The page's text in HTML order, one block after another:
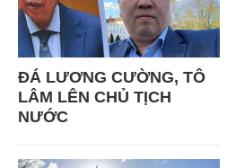
ĐÁ LƯƠNG CƯỜNG, TÔ
LÂM LÊN CHỦ TỊCH
NƯỚC